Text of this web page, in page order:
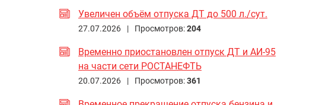
Увеличен объём отпуска ДТ до 500 л./сут.
27.07.2026 | Просмотров:204
Временно приостановлен отпуск ДТ и АИ-95
на части сети РОСТАНЕФТЬ
20.07.2026 | Просмотров:361